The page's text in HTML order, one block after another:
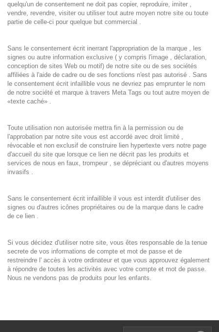
quelqu'un de consentement ne doit pas copier, reproduire, imiter ,
vendre, revendre, visiter ou utiliser tout autre moyen notre site ou toute
partie de celle-ci pour quelque but commercial .
Sans le consentement écrit inerrant l'appropriation de la marque , les
signes ou autre information exclusive ( y compris l'image , déclaration,
conception de sites Web ou motif) de notre site ou de ses sociétés
affiliées à l'aide de cadre ou de ses fonctions n'est pas autorisé . Sans
le consentement écrit infaillible vous ne devriez pas emprunter le nom
de notre société et marque à travers Meta Tags ou tout autre moyen de
«texte caché» .
Toute utilisation non autorisée mettra fin à la permission ou de
l'approbation par notre site vous est accordé avec droit limité ,
révocable et non exclusif de construire lien hypertexte vers notre page
d'accueil du site que lorsque ce lien ne décrit pas les produits et
services de nous en faux, trompeur , se dépréciant ou d'autres moyens
invasifs .
Sans le consentement écrit infaillible il vous est interdit d'utiliser des
signes ou d'autres icônes propriétaires ou de la marque dans le cadre
de ce lien .
Si vous décidez d'utiliser notre site, vous êtes responsable de la tenue
secrete de vos informations de compte et mot de passe et de
restreindre l' accès à votre ordinateur et que vous approuvez également
à répondre de toutes les activités avec votre compte et mot de passe.
Nous ne vendons pas de produits pour les enfants.